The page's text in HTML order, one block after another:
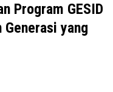
Program GESID
Generasi yang